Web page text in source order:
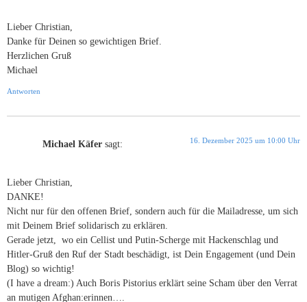
Lieber Christian,
Danke für Deinen so gewichtigen Brief.
Herzlichen Gruß
Michael
Antworten
Michael Käfer sagt: 16. Dezember 2025 um 10:00 Uhr
Lieber Christian,
DANKE!
Nicht nur für den offenen Brief, sondern auch für die Mailadresse, um sich
mit Deinem Brief solidarisch zu erklären.
Gerade jetzt, wo ein Cellist und Putin-Scherge mit Hackenschlag und
Hitler-Gruß den Ruf der Stadt beschädigt, ist Dein Engagement (und Dein
Blog) so wichtig!
(I have a dream:) Auch Boris Pistorius erklärt seine Scham über den Verrat
an mutigen Afghan:erinnen….